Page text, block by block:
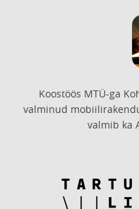
Koostöös MTÜ-ga
valminud
valmib ka